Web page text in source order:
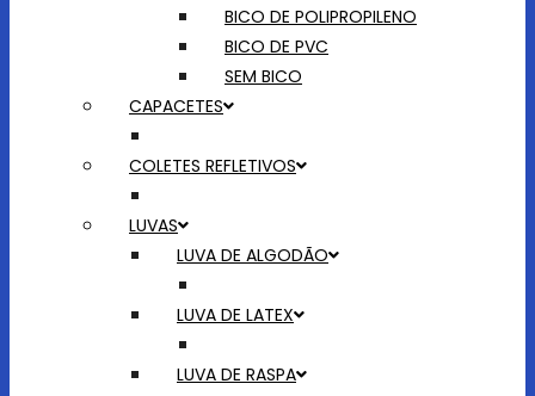
BICO DE POLIPROPILENO
BICO DE PVC
SEM BICO
CAPACETES
COLETES REFLETIVOS
LUVAS
LUVA DE ALGODÃO
LUVA DE LATEX
LUVA DE RASPA